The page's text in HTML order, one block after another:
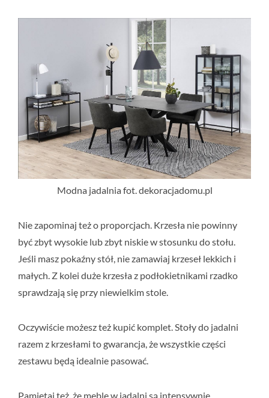
Modna jadalnia fot. dekoracjadomu.pl
Nie zapominaj też o proporcjach. Krzesła nie powinny
być zbyt wysokie lub zbyt niskie w stosunku do stołu.
Jeśli masz pokaźny stół, nie zamawiaj krzeseł lekkich i
małych. Z kolei duże krzesła z podłokietnikami rzadko
sprawdzają się przy niewielkim stole.
Oczywiście możesz też kupić komplet. Stoły do jadalni
razem z krzesłami to gwarancja, że wszystkie części
zestawu będą idealnie pasować.
Pamiętaj też, że meble w jadalni są intensywnie